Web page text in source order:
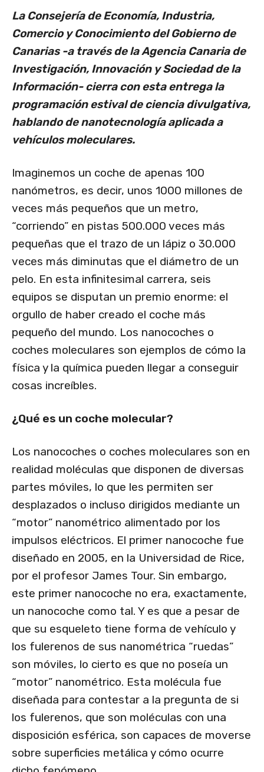
La Consejería de Economía, Industria,
Comercio y Conocimiento del Gobierno de
Canarias -a través de la Agencia Canaria de
Investigación, Innovación y Sociedad de la
Información- cierra con esta entrega la
programación estival de ciencia divulgativa,
hablando de nanotecnología aplicada a
vehículos moleculares.
Imaginemos un coche de apenas 100
nanómetros, es decir, unos 1000 millones de
veces más pequeños que un metro,
“corriendo” en pistas 500.000 veces más
pequeñas que el trazo de un lápiz o 30.000
veces más diminutas que el diámetro de un
pelo. En esta infinitesimal carrera, seis
equipos se disputan un premio enorme: el
orgullo de haber creado el coche más
pequeño del mundo. Los nanocoches o
coches moleculares son ejemplos de cómo la
física y la química pueden llegar a conseguir
cosas increíbles.
¿Qué es un coche molecular?
Los nanocoches o coches moleculares son en
realidad moléculas que disponen de diversas
partes móviles, lo que les permiten ser
desplazados o incluso dirigidos mediante un
“motor” nanométrico alimentado por los
impulsos eléctricos. El primer nanocoche fue
diseñado en 2005, en la Universidad de Rice,
por el profesor James Tour. Sin embargo,
este primer nanocoche no era, exactamente,
un nanocoche como tal. Y es que a pesar de
que su esqueleto tiene forma de vehículo y
los fulerenos de sus nanométrica “ruedas”
son móviles, lo cierto es que no poseía un
“motor” nanométrico. Esta molécula fue
diseñada para contestar a la pregunta de si
los fulerenos, que son moléculas con una
disposición esférica, son capaces de moverse
sobre superficies metálica y cómo ocurre